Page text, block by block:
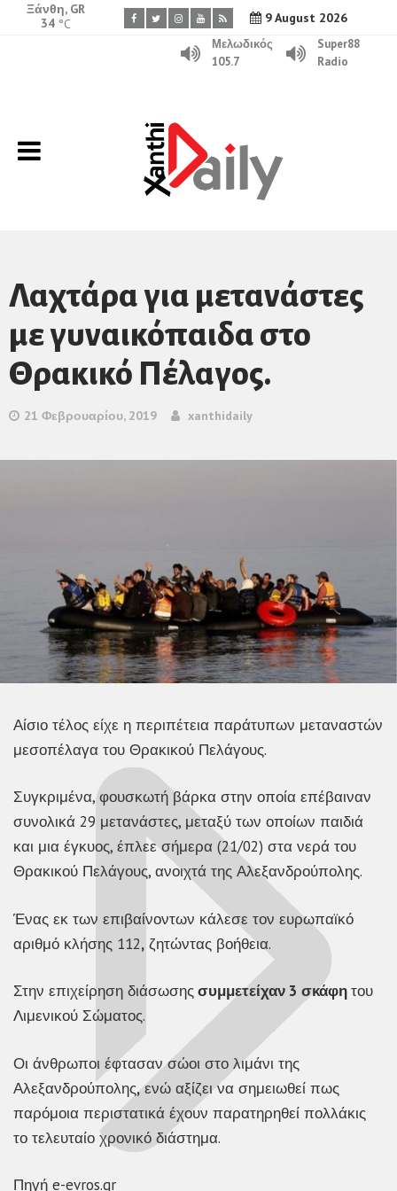
9 August 2026
Ξάνθη, GR
34 °C
Μελωδικός
105.7
Super88
Radio
Λαχτάρα για μετανάστες
με γυναικόπαιδα στο
Θρακικό Πέλαγος.
21 Φεβρουαρίου, 2019 xanthidaily
Αίσιο τέλος είχε η περιπέτεια παράτυπων μεταναστών
μεσοπέλαγα του Θρακικού Πελάγους.
Συγκριμένα, φουσκωτή βάρκα στην οποία επέβαιναν
συνολικά 29 μετανάστες, μεταξύ των οποίων παιδιά
και μια έγκυος, έπλεε σήμερα (21/02) στα νερά του
Θρακικού Πελάγους, ανοιχτά της Αλεξανδρούπολης.
Ένας εκ των επιβαίνοντων κάλεσε τον ευρωπαϊκό
αριθμό κλήσης 112, ζητώντας βοήθεια.
Στην επιχείρηση διάσωσης συμμετείχαν 3 σκάφητου
Λιμενικού Σώματος.
Οι άνθρωποι έφτασαν σώοι στο λιμάνι της
Αλεξανδρούπολης,ενώ αξίζει να σημειωθεί πως
παρόμοια περιστατικά έχουν παρατηρηθεί πολλάκις
το τελευταίο χρονικό διάστημα.
Πηγή e-evros.gr